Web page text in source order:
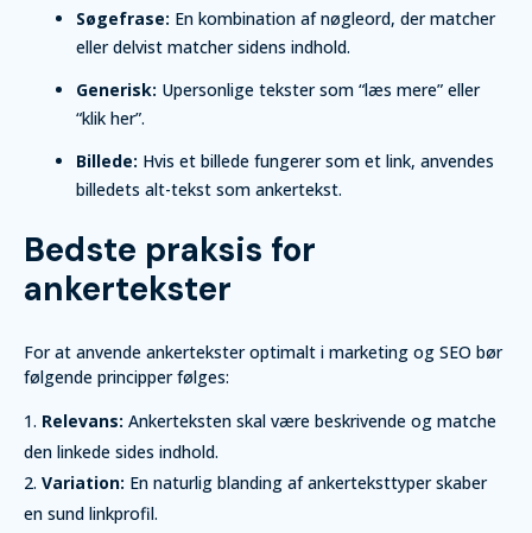
Søgefrase: En kombination af nøgleord, der matcher
eller delvist matcher sidens indhold.
Generisk: Upersonlige tekster som “læs mere” eller
“klik her”.
Billede: Hvis et billede fungerer som et link, anvendes
billedets alt-tekst som ankertekst.
Bedste praksis for
ankertekster
For at anvende ankertekster optimalt i marketing og SEO bør
følgende principper følges:
Relevans: Ankerteksten skal være beskrivende og matche
den linkede sides indhold.
Variation: En naturlig blanding af ankerteksttyper skaber
en sund linkprofil.